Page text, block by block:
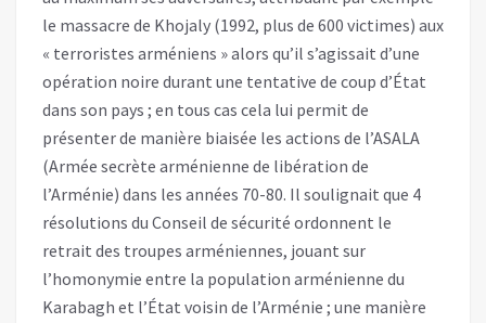
le massacre de Khojaly (1992, plus de 600 victimes) aux
« terroristes arméniens » alors qu’il s’agissait d’une
opération noire durant une tentative de coup d’État
dans son pays ; en tous cas cela lui permit de
présenter de manière biaisée les actions de l’ASALA
(Armée secrète arménienne de libération de
l’Arménie) dans les années 70-80. Il soulignait que 4
résolutions du Conseil de sécurité ordonnent le
retrait des troupes arméniennes, jouant sur
l’homonymie entre la population arménienne du
Karabagh et l’État voisin de l’Arménie ; une manière